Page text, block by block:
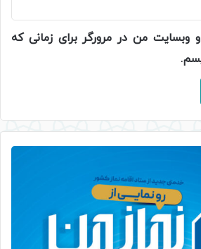
وبسایت من در مرورگر برای زمانی که